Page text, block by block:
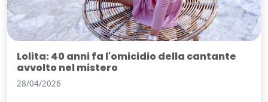
Lolita: 40 anni fa l'omicidio della cantante
avvolto nel mistero
28/04/2026